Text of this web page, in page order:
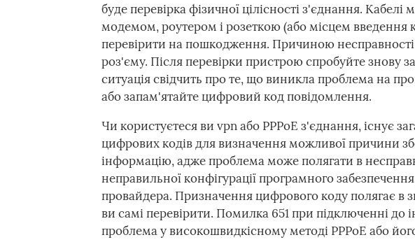
буде перевірка фізичної цілісності з'єднання.
модемом, роутером і розеткою (або місцем введення
перевірити на пошкодження. Причиною
роз'єму. Після перевірки пристрою спробуйте знову
ситуація свідчить про те, що виникла проблема на
або запам'ятайте цифровий код повідомлення.
Чи користуєтеся ви vpn або PPPoE з'єднання, існує
цифрових кодів для визначення можливої причини
інформацію, адже проблема може полягати в
неправильної конфігурації програмного
провайдера. Призначення цифрового коду полягає в
ви самі перевірити. Помилка 651 при підключенні до
проблема у високошвидкісному методі PPPoE або